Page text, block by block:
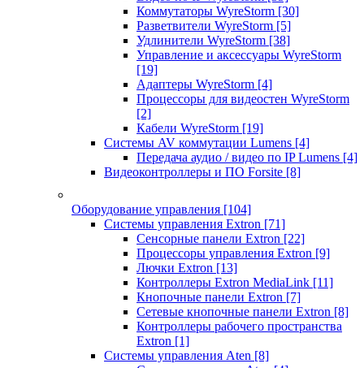
Коммутаторы WyreStorm [30]
Разветвители WyreStorm [5]
Удлинители WyreStorm [38]
Управление и аксессуары WyreStorm
[19]
Адаптеры WyreStorm [4]
Процессоры для видеостен WyreStorm
[2]
Кабели WyreStorm [19]
Системы AV коммутации Lumens [4]
Передача аудио / видео по IP Lumens [4]
Видеоконтроллеры и ПО Forsite [8]
Оборудование управления [104]
Системы управления Extron [71]
Сенсорные панели Extron [22]
Процессоры управления Extron [9]
Лючки Extron [13]
Контроллеры Extron MediaLink [11]
Кнопочные панели Extron [7]
Сетевые кнопочные панели Extron [8]
Контроллеры рабочего пространства
Extron [1]
Системы управления Aten [8]